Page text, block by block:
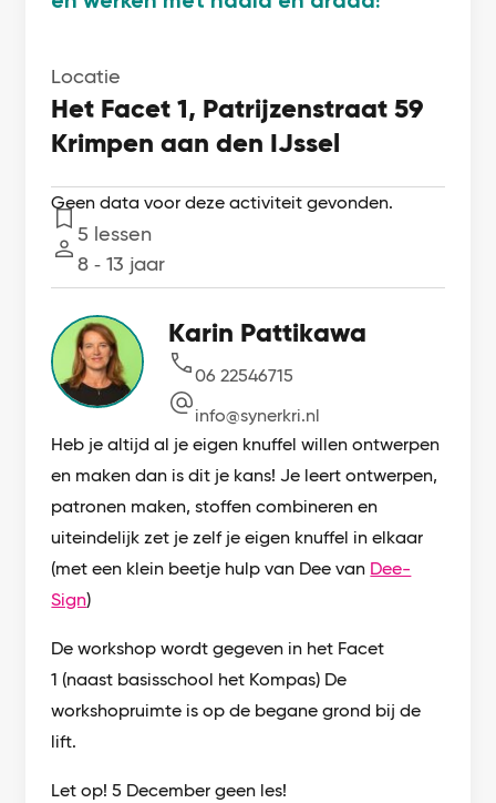
Locatie
Het Facet 1, Patrijzenstraat 59
Krimpen aan den IJssel
Geen data voor deze activiteit gevonden.
Lessen
5 lessen
Leeftijd
8 ‐ 13 jaar
Karin Pattikawa
06 22546715
info@synerkri.nl
Heb je altijd al je eigen knuffel willen ontwerpen
en maken dan is dit je kans! Je leert ontwerpen,
patronen maken, stoffen combineren en
uiteindelijk zet je zelf je eigen knuffel in elkaar
(met een klein beetje hulp van Dee van Dee-
Sign)
De workshop wordt gegeven in het Facet
1 (naast basisschool het Kompas) De
workshopruimte is op de begane grond bij de
lift.
Let op! 5 December geen les!